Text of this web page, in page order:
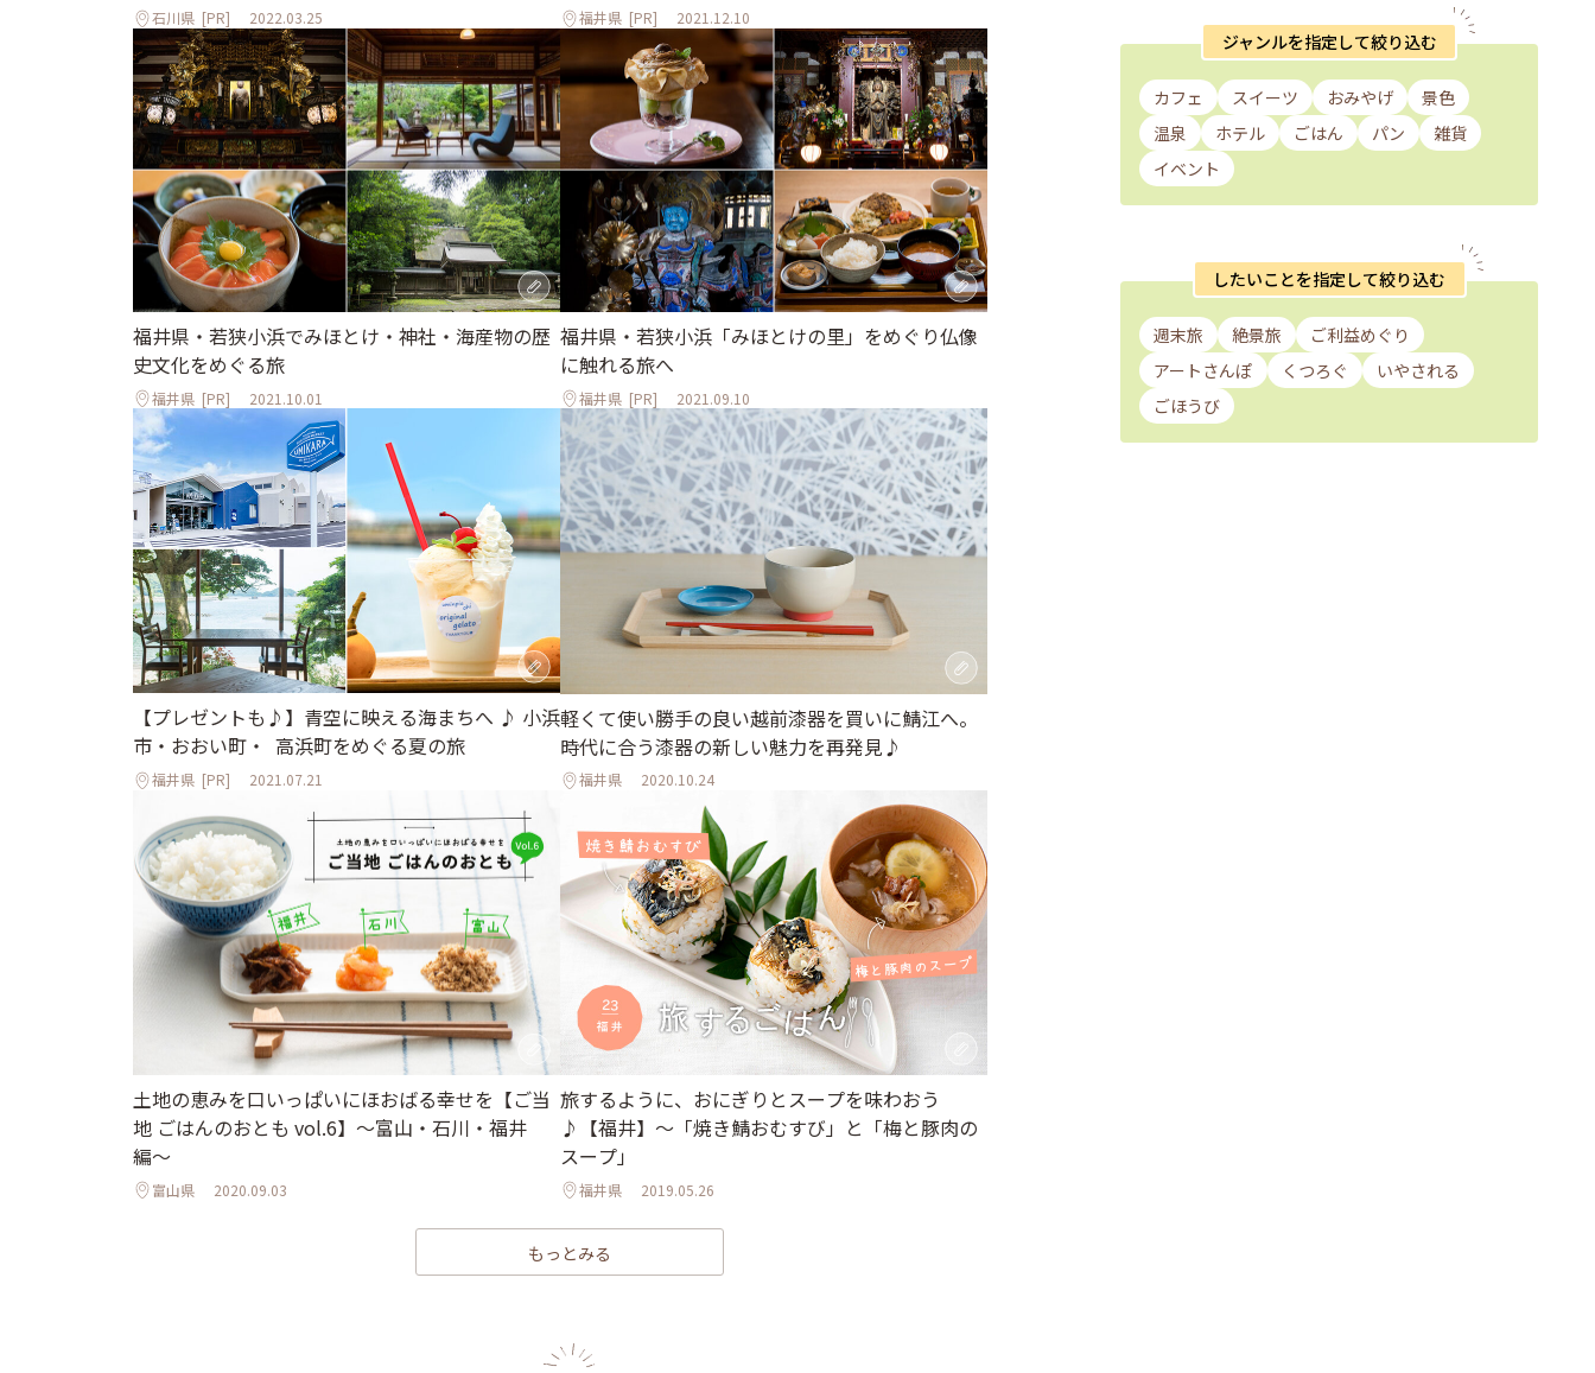
石川県 [PR] 2022.03.25 福井県 [PR] 2021.12.10
福井県・若狭小浜でみほとけ・神社・海産物の歴
史文化をめぐる旅
福井県 [PR] 2021.10.01
福井県・若狭小浜「みほとけの里」をめぐり仏像
に触れる旅へ
福井県 [PR] 2021.09.10
【プレゼントも♪】青空に映える海まちへ ♪ 小浜
市・おおい町・ 高浜町をめぐる夏の旅
福井県 [PR] 2021.07.21
軽くて使い勝手の良い越前漆器を買いに鯖江へ。
時代に合う漆器の新しい魅力を再発見♪
福井県 2020.10.24
土地の恵みを口いっぱいにほおばる幸せを【ご当
地 ごはんのおとも vol.6】〜富山・石川・福井
編〜
富山県 2020.09.03
旅するように、おにぎりとスープを味わおう
♪【福井】〜「焼き鯖おむすび」と「梅と豚肉の
スープ」
福井県 2019.05.26
もっとみる
ジャンルを指定して絞り込む
カフェ スイーツ おみやげ
景色
温泉
ホテル ごはん パン
雑貨
イベント
したいことを指定して絞り込む
週末旅 絶景旅
ご利益めぐり
アートさんぽ
くつろぐ
いやされる
ごほうび